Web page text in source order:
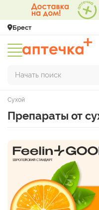
Брест
Начать поиск
Сухой
Препараты от